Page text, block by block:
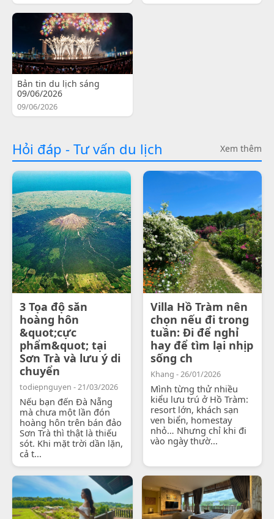
Bản tin du lịch sáng
09/06/2026
09/06/2026
Hỏi đáp - Tư vấn du lịch Xem thêm
3 Tọa độ săn
hoàng hôn
&quot;cực
phẩm&quot; tại
Sơn Trà và lưu ý di
chuyển
todiepnguyen - 21/03/2026
Nếu bạn đến Đà Nẵng
mà chưa một lần đón
hoàng hôn trên bán đảo
Sơn Trà thì thật là thiếu
sót. Khi mặt trời dần lặn,
cả t...
Villa Hồ Tràm nên
chọn nếu đi trong
tuần: Đi để nghỉ
hay để tìm lại nhịp
sống ch
Khang - 26/01/2026
Mình từng thử nhiều
kiểu lưu trú ở Hồ Tràm:
resort lớn, khách sạn
ven biển, homestay
nhỏ… Nhưng chỉ khi đi
vào ngày thườ...